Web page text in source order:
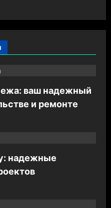
ваш надежный
и ремонте
надежные